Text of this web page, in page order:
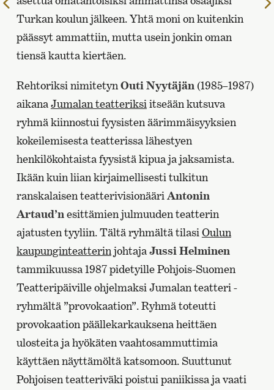
Turkan koulun jälkeen. Yhtä moni on kuitenkin
päässyt ammattiin, mutta usein jonkin oman
tiensä kautta kiertäen.
Rehtoriksi nimitetyn Outi Nyytäjän (1985–1987)
aikanaJumalan teatteriksi itseään kutsuva
ryhmä kiinnostui fyysisten äärimmäisyyksien
kokeilemisesta teatterissa lähestyen
henkilökohtaista fyysistä kipua ja jaksamista.
Ikään kuin liian kirjaimellisesti tulkitun
ranskalaisen teatterivisionääri Antonin
Artaud’n esittämien julmuuden teatterin
ajatusten tyyliin. Tältä ryhmältä tilasi Oulun
kaupunginteatterin johtajaJussi Helminen
tammikuussa 1987 pidetyille Pohjois-Suomen
Teatteripäiville ohjelmaksi Jumalan teatteri -
ryhmältä ”provokaation”. Ryhmä toteutti
provokaation päällekarkauksena heittäen
ulosteita ja hyökäten vaahtosammuttimia
käyttäen näyttämöltä katsomoon. Suuttunut
Pohjoisen teatteriväki poistui paniikissa ja vaati
Edelliselle
sivulle